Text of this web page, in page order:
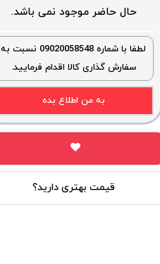
حال حاضر موجود نمی باشد.
لطفا با شماره 09020058548 نسبت به
سفارش گذاری کالا اقدام فرمایید.
به من اطلاع بده
قیمت بهتری دارید؟